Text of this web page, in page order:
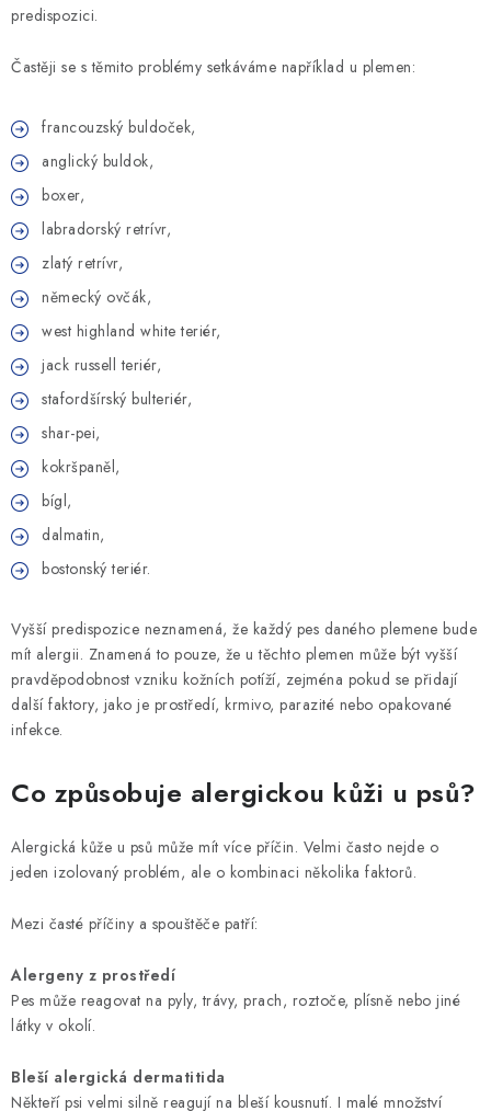
predispozici.
Častěji se s těmito problémy setkáváme například u plemen:
francouzský buldoček,
anglický buldok,
boxer,
labradorský retrívr,
zlatý retrívr,
německý ovčák,
west highland white teriér,
jack russell teriér,
stafordšírský bulteriér,
shar-pei,
kokršpaněl,
bígl,
dalmatin,
bostonský teriér.
Vyšší predispozice neznamená, že každý pes daného plemene bude
mít alergii. Znamená to pouze, že u těchto plemen může být vyšší
pravděpodobnost vzniku kožních potíží, zejména pokud se přidají
další faktory, jako je prostředí, krmivo, parazité nebo opakované
infekce.
Co způsobuje alergickou kůži u psů?
Alergická kůže u psů může mít více příčin. Velmi často nejde o
jeden izolovaný problém, ale o kombinaci několika faktorů.
Mezi časté příčiny a spouštěče patří:
Alergeny z prostředí
Pes může reagovat na pyly, trávy, prach, roztoče, plísně nebo jiné
látky v okolí.
Bleší alergická dermatitida
Někteří psi velmi silně reagují na bleší kousnutí. I malé množství